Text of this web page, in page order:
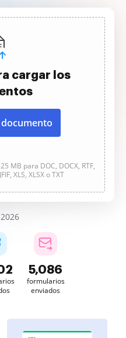
cargar los
MB para DOC, DOCX, RTF,
XLS, XLSX o TXT
5,086
formularios
enviados